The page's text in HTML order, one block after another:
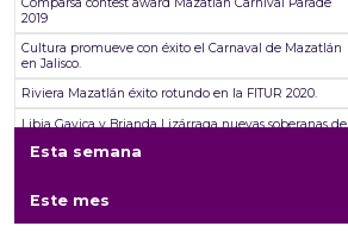
2019
Cultura promueve con éxito el Carnaval de Mazatlán
en Jalisco.
Riviera Mazatlán éxito rotundo en la FITUR 2020.
Libia Gavica y Brianda Lizárraga nuevas soberanas de
Cultura da a conocer a los ganadores del Concurso de
Esta semana
Este mes